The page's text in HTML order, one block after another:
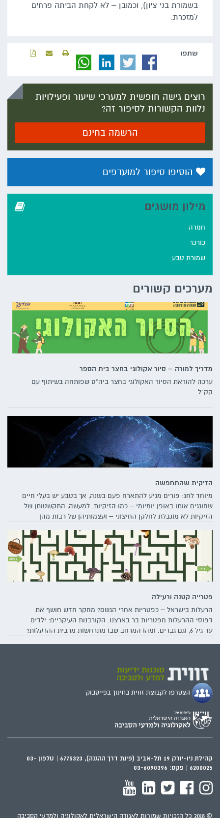
בשמורת בני ציון), וכמובן – לא לקחת הביתה פרחים
למזכרת.
שתפו‬
רוצים גישה חופשית למערכי שיעור ופעילויות
נלוות הקשורות לסיפור זה?
הרשמה בחינם
הוסיפו סיפור למועדפים
מילון מושגים
חמרה
כורכר
שמורת טבע
מערכים קשורים
מדריך למורה – סיור אקולוגי בחצר בית הספר
ערכה להוראת הסיור האקולוגי בחצר ביה"ס שפותחה בשיתוף עם
קק"ל
הזיקית שהתחפשה
מיוחד לחג: פורים מגיע להתארח פעם בשנה, אך בטבע יש בעלי חיים
שחוגגים אותו באופן יומיומי – כמו הזיקיות. למעשה, התקשטותן של
הזיקיות לא מוגבלת לחלקן החיצוני – ועצמותיהן של רבות מהן
להפתיע בתחפושות מקוריות שיכולות להוות השראה לקראת החג
הצבעוני ביותר שלנו
פטרייה קטנה ורעילה
הרעלות בישראל – כפטריות אחרי הגשם? מחקר חדש חושף את
דפוסי ההרעלות מפטריות בר בארצנו. הקורבנות העיקריים: ילדים
עד גיל 6, וגם גברים. ומהו המרחב שבו מתרחשות מרבית ההרעלות?
הצטרפו לקבוצת זווית בחינוך בפייסבוק
קהילת ניו-יורק 19 תל-אביב (פינת דרך ההגנה), 6775323 | טלפון 03-
6200025 | פקס: 03-6090396
© 2018 כל הזכויות שמורות לאגודה הישראלית לאקולוגיה ולמדעי הסביבה